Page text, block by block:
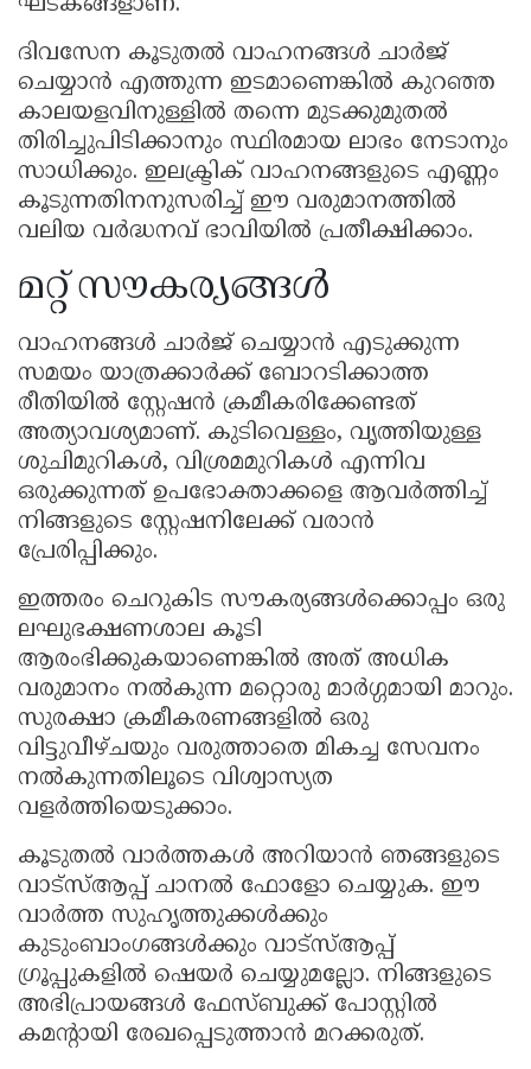
ഘടകങ്ങളാണ്.
ദിവസേന കൂടുതൽ വാഹനങ്ങൾ ചാർജ്
ചെയ്യാൻ എത്തുന്ന ഇടമാണെങ്കിൽ കുറഞ്ഞ
കാലയളവിനുള്ളിൽ തന്നെ മുടക്കുമുതൽ
തിരിച്ചുപിടിക്കാനും സ്ഥിരമായ ലാഭം നേടാനും
സാധിക്കും. ഇലക്ട്രിക് വാഹനങ്ങളുടെ എണ്ണം
കൂടുന്നതിനനുസരിച്ച് ഈ വരുമാനത്തിൽ
വലിയ വർദ്ധനവ് ഭാവിയിൽ പ്രതീക്ഷിക്കാം.
മറ്റ് സൗകര്യങ്ങൾ
വാഹനങ്ങൾ ചാർജ് ചെയ്യാൻ എടുക്കുന്ന
സമയം യാത്രക്കാർക്ക് ബോറടിക്കാത്ത
രീതിയിൽ സ്റ്റേഷൻ ക്രമീകരിക്കേണ്ടത്
അത്യാവശ്യമാണ്. കുടിവെള്ളം, വൃത്തിയുള്ള
ശുചിമുറികൾ, വിശ്രമമുറികൾ എന്നിവ
ഒരുക്കുന്നത് ഉപഭോക്താക്കളെ ആവർത്തിച്ച്
നിങ്ങളുടെ സ്റ്റേഷനിലേക്ക് വരാൻ
പ്രേരിപ്പിക്കും.
ഇത്തരം ചെറുകിട സൗകര്യങ്ങൾക്കൊപ്പം ഒരു
ലഘുഭക്ഷണശാല കൂടി
ആരംഭിക്കുകയാണെങ്കിൽ അത് അധിക
വരുമാനം നൽകുന്ന മറ്റൊരു മാർഗ്ഗമായി മാറും.
സുരക്ഷാ ക്രമീകരണങ്ങളിൽ ഒരു
വിട്ടുവീഴ്ചയും വരുത്താതെ മികച്ച സേവനം
നൽകുന്നതിലൂടെ വിശ്വാസ്യത
വളർത്തിയെടുക്കാം.
കൂടുതൽ വാർത്തകൾ അറിയാൻ ഞങ്ങളുടെ
വാട്സ്ആപ്പ് ചാനൽ ഫോളോ ചെയ്യുക. ഈ
വാർത്ത സുഹൃത്തുക്കൾക്കും
കുടുംബാംഗങ്ങൾക്കും വാട്സ്ആപ്പ്
ഗ്രൂപ്പുകളിൽ ഷെയർ ചെയ്യുമല്ലോ. നിങ്ങളുടെ
അഭിപ്രായങ്ങൾ ഫേസ്ബുക്ക് പോസ്റ്റിൽ
കമന്റായി രേഖപ്പെടുത്താൻ മറക്കരുത്.